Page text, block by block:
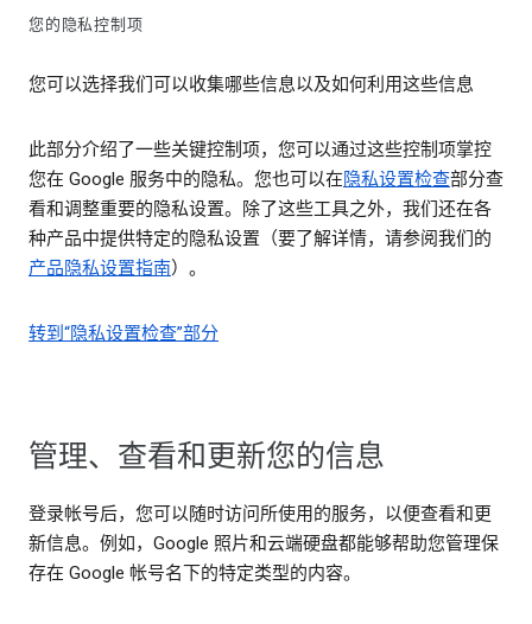
您的隐私控制项
您可以选择我们可以收集哪些信息以及如何利用这些信息
此部分介绍了一些关键控制项，您可以通过这些控制项掌控
您在 Google 服务中的隐私。您也可以在隐私设置检查部分查
看和调整重要的隐私设置。除了这些工具之外，我们还在各
种产品中提供特定的隐私设置（要了解详情，请参阅我们的
产品隐私设置指南）。
转到“隐私设置检查”部分
管理、查看和更新您的信息
登录帐号后，您可以随时访问所使用的服务，以便查看和更
新信息。例如，Google 照片和云端硬盘都能够帮助您管理保
存在 Google 帐号名下的特定类型的内容。